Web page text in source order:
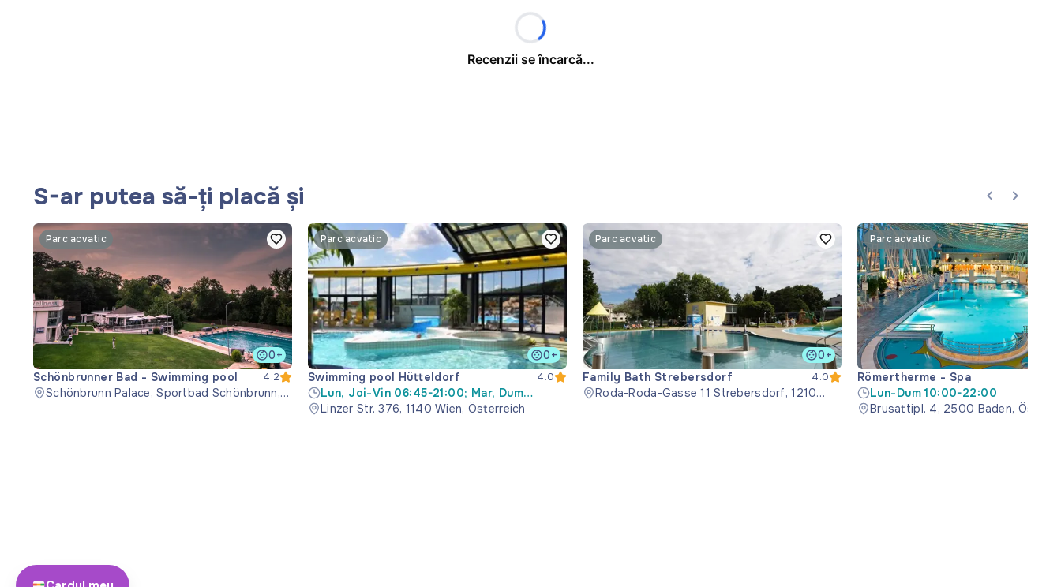
Recenzii se încarcă...
S-ar putea să-ți placă și
Parc acvatic
0+
Schönbrunner Bad - Swimming pool
4.2
Schönbrunn Palace, Sportbad Schönbrunn,
Parc acvatic
0+
Swimming pool Hütteldorf
4.0
Lun, Joi-Vin 06:45-21:00; Mar, Dum
08:00-17:30; Mie 11:00-21:00; Sâm 08:00-
Linzer Str. 376, 1140 Wien, Österreich
Parc acvatic
0+
Family Bath Strebersdorf
4.0
Roda-Roda-Gasse 11 Strebersdorf, 1210
Parc acvatic
Römertherme - Spa
Lun-Dum 10:00-22:00
Brusattipl. 4, 2500 Baden,